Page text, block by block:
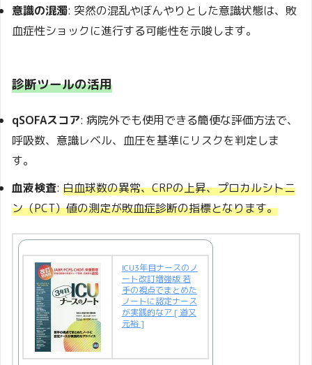
意識の混濁: 突然の混乱やぼんやりとした意識状態は、敗
血症性ショックに進行する可能性を示唆します。
診断ツールの活用
qSOFAスコア: 病院外でも使用できる簡便な評価方法で、
呼吸数、意識レベル、血圧を基準にリスクを判定しま
す。
血液検査: 白血球数の異常、CRPの上昇、プロカルシトニ
ン（PCT）値の測定が敗血症診断の指標となります。
ICU3年目ナースのノ
ート改訂増強版 若
手の視点でまとめた
ノートに認定ナース
が実践的なア [ 道又
元裕 ]